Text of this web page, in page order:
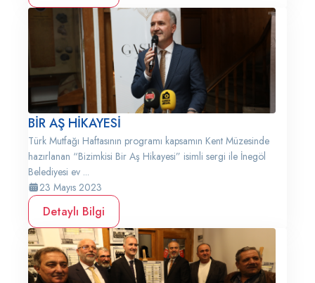
BİR AŞ HİKAYESİ
Türk Mutfağı Haftasının programı kapsamın Kent Müzesinde
hazırlanan “Bizimkisi Bir Aş Hikayesi” isimli sergi ile İnegöl
Belediyesi ev ...
23 Mayıs 2023
Detaylı Bilgi